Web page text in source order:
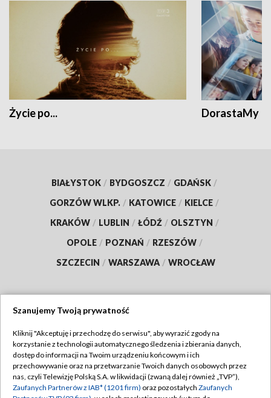
Życie po... DorastaMy
BIAŁYSTOK / BYDGOSZCZ / GDAŃSK /
GORZÓW WLKP. / KATOWICE / KIELCE /
KRAKÓW / LUBLIN / ŁÓDŹ / OLSZTYN /
OPOLE / POZNAŃ / RZESZÓW /
SZCZECIN / WARSZAWA / WROCŁAW
TVP
Abonament TVP
Emisja w TVP
Regulamin TVP
Polityka prywatności
Szanujemy Twoją prywatność
Kliknij "Akceptuję i przechodzę do serwisu", aby wyrazić zgody na
korzystanie z technologii automatycznego śledzenia i zbierania danych,
dostęp do informacji na Twoim urządzeniu końcowym i ich
przechowywanie oraz na przetwarzanie Twoich danych osobowych przez
nas, czyli Telewizję Polską S.A. w likwidacji (zwaną dalej również „TVP”),
Zaufanych Partnerów z IAB* (1201 firm) oraz pozostałych Zaufanych